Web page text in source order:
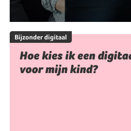
Bijzonder digitaal
Hoe kies ik een
voor mijn kind?